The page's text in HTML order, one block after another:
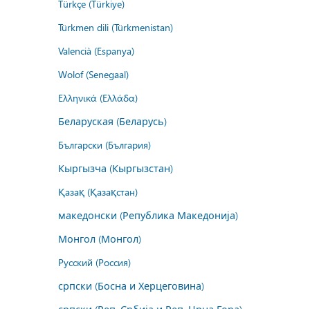
Türkçe (Türkiye)
Türkmen dili (Türkmenistan)
Valencià (Espanya)
Wolof (Senegaal)
Ελληνικά (Ελλάδα)
Беларуская (Беларусь)
Български (България)
Кыргызча (Кыргызстан)
Қазақ (Қазақстан)
македонски (Република Македонија)
Монгол (Монгол)
Русский (Россия)
српски (Босна и Херцеговина)